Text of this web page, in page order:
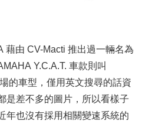
藉由 CV-Macti 推出過一輛名為
Y.C.A.T. 車款則叫
的車型，僅用英文搜尋的話資
是差不多的圖片，所以看樣子
年也沒有採用相關變速系統的